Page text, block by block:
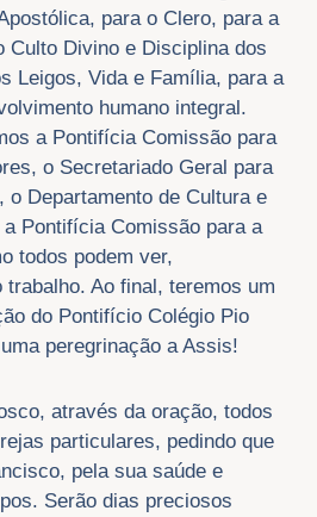
para o Clero, para a
Culto Divino e Disciplina dos
Leigos, Vida e Família, para a
humano integral.
a Pontifícia Comissão para
o Secretariado Geral para
o Departamento de Cultura e
Pontifícia Comissão para a
todos podem ver,
trabalho. Ao final, teremos um
do Pontifício Colégio Pio
peregrinação a Assis!
através da oração, todos
particulares, pedindo que
pela sua saúde e
Serão dias preciosos